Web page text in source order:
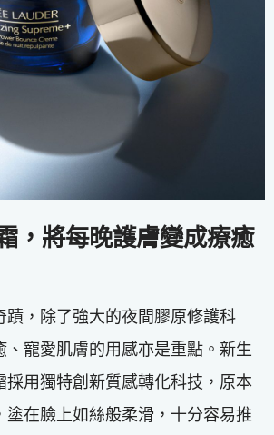
，將每晚護膚變成療癒
蹟，除了強大的夜間膠原修護科
、寵愛肌膚的用感亦是重點。新生
採用獨特創新質感轉化科技，原本
塗在臉上如絲般柔滑，十分容易推